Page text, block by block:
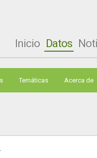
Inicio Datos
Temáticas Acerca de